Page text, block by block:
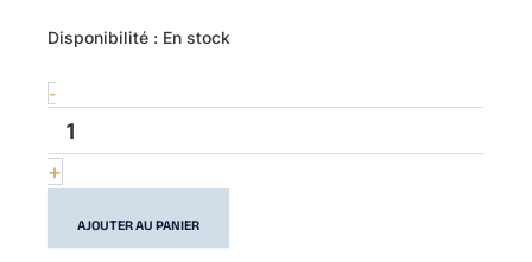
Disponibilité : En stock
-
quantité
Wheel
bearing
kit
Mavic
7
+
AJOUTER AU PANIER